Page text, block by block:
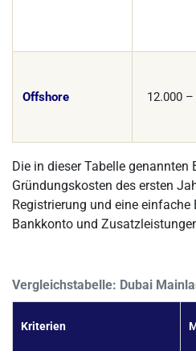
Offshore 12.000
Die in dieser Tabelle genannten
Gründungskosten des ersten
Registrierung und eine einfache
Bankkonto und
Vergleichstabelle: Dubai
Kriterien